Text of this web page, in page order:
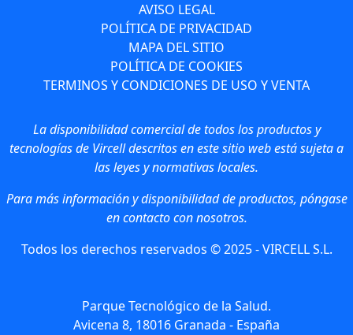
AVISO LEGAL
POLÍTICA DE PRIVACIDAD
MAPA DEL SITIO
POLÍTICA DE COOKIES
TERMINOS Y CONDICIONES DE USO Y VENTA
La disponibilidad comercial de todos los productos y
tecnologías de Vircell descritos en este sitio web está sujeta a
las leyes y normativas locales.
Para más información y disponibilidad de productos, póngase
en contacto con nosotros.
Todos los derechos reservados © 2025 - VIRCELL S.L.
Parque Tecnológico de la Salud.
Avicena 8, 18016 Granada - España